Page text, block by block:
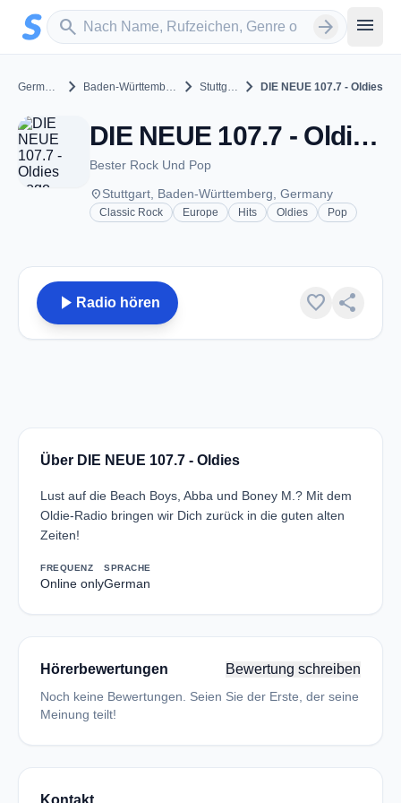
Zum Hauptinhalt springen
search
Sender suchen arrow_forward menu
Germany chevron_right Baden-Württemberg chevron_right Stuttgart chevron_right DIE NEUE 107.7 - Oldies
DIE NEUE 107.7 - Oldies - Stuttgart
Bester Rock Und Pop
placeStuttgart, Baden-Württemberg, Germany
Classic Rock Europe Hits Oldies Pop
play_arrow Radio hören favorite share
Über DIE NEUE 107.7 - Oldies
Lust auf die Beach Boys, Abba und Boney M.? Mit dem
Oldie-Radio bringen wir Dich zurück in die guten alten
Zeiten!
FREQUENZ
Online only
SPRACHE
German
Hörerbewertungen Bewertung schreiben
Noch keine Bewertungen. Seien Sie der Erste, der seine
Meinung teilt!
Kontakt